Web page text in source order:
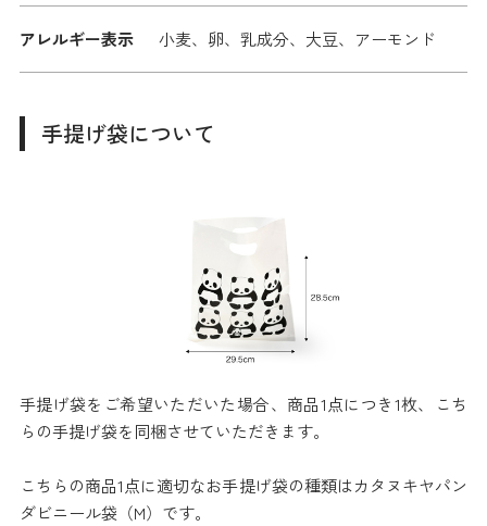
アレルギー表示 小麦、卵、乳成分、大豆、アーモンド
手提げ袋について
手提げ袋をご希望いただいた場合、商品1点につき1枚、こち
らの手提げ袋を同梱させていただきます。
こちらの商品1点に適切なお手提げ袋の種類はカタヌキヤパン
ダビニール袋（M）です。